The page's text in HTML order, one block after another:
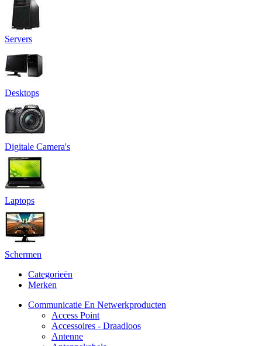
Servers
Desktops
Digitale Camera's
Laptops
Schermen
Categorieën
Merken
Communicatie En Netwerkproducten
Access Point
Accessoires - Draadloos
Antenne